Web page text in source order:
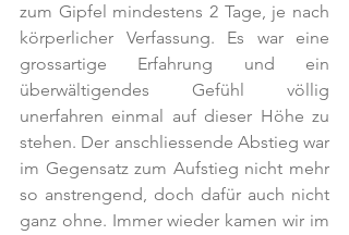
zum Gipfel mindestens 2 Tage, je nach
körperlicher Verfassung. Es war eine
grossartige Erfahrung und ein
überwältigendes Gefühl völlig
unerfahren einmal auf dieser Höhe zu
stehen. Der anschliessende Abstieg war
im Gegensatz zum Aufstieg nicht mehr
so anstrengend, doch dafür auch nicht
ganz ohne. Immer wieder kamen wir im